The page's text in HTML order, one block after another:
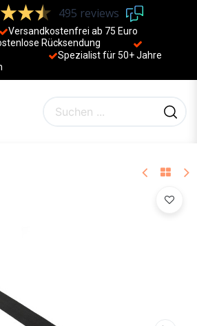
495 reviews
Versandkostenfrei ab 75 Euro
Rücksendung
Spezialist für 50+ Jahre